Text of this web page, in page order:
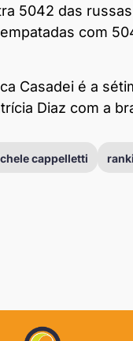
5042 das
com
Casadei é a
Diaz com a
cappelletti